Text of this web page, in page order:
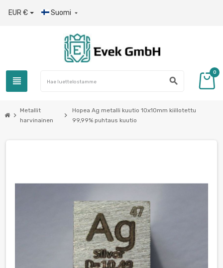
EUR € Suomi 
view_headline search
0
chevron_right
Metallit
harvinainen
chevron_right
Hopea Ag metalli kuutio 10x10mm kiillotettu
99,99% puhtaus kuutio